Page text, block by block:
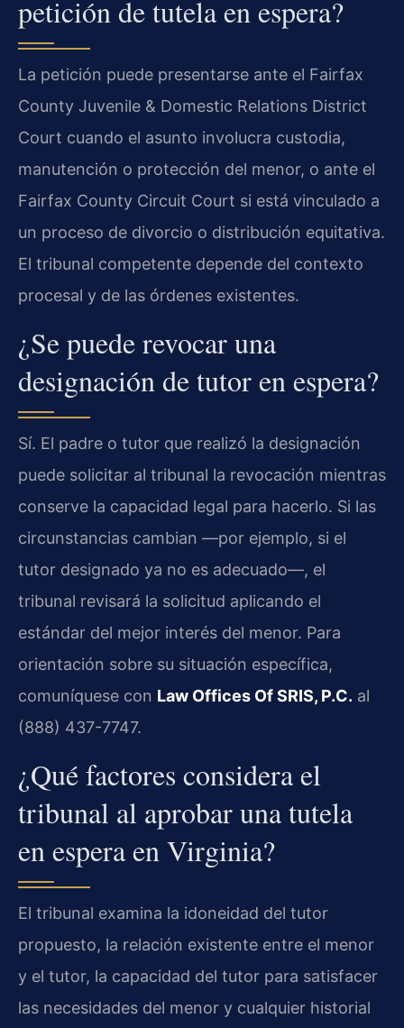
petición de tutela en espera?
La petición puede presentarse ante el Fairfax
County Juvenile & Domestic Relations District
Court cuando el asunto involucra custodia,
manutención o protección del menor, o ante el
Fairfax County Circuit Court si está vinculado a
un proceso de divorcio o distribución equitativa.
El tribunal competente depende del contexto
procesal y de las órdenes existentes.
¿Se puede revocar una
designación de tutor en espera?
Sí. El padre o tutor que realizó la designación
puede solicitar al tribunal la revocación mientras
conserve la capacidad legal para hacerlo. Si las
circunstancias cambian —por ejemplo, si el
tutor designado ya no es adecuado—, el
tribunal revisará la solicitud aplicando el
estándar del mejor interés del menor. Para
orientación sobre su situación específica,
comuníquese con Law Offices Of SRIS, P.C. al
(888) 437-7747.
¿Qué factores considera el
tribunal al aprobar una tutela
en espera en Virginia?
El tribunal examina la idoneidad del tutor
propuesto, la relación existente entre el menor
y el tutor, la capacidad del tutor para satisfacer
las necesidades del menor y cualquier historial